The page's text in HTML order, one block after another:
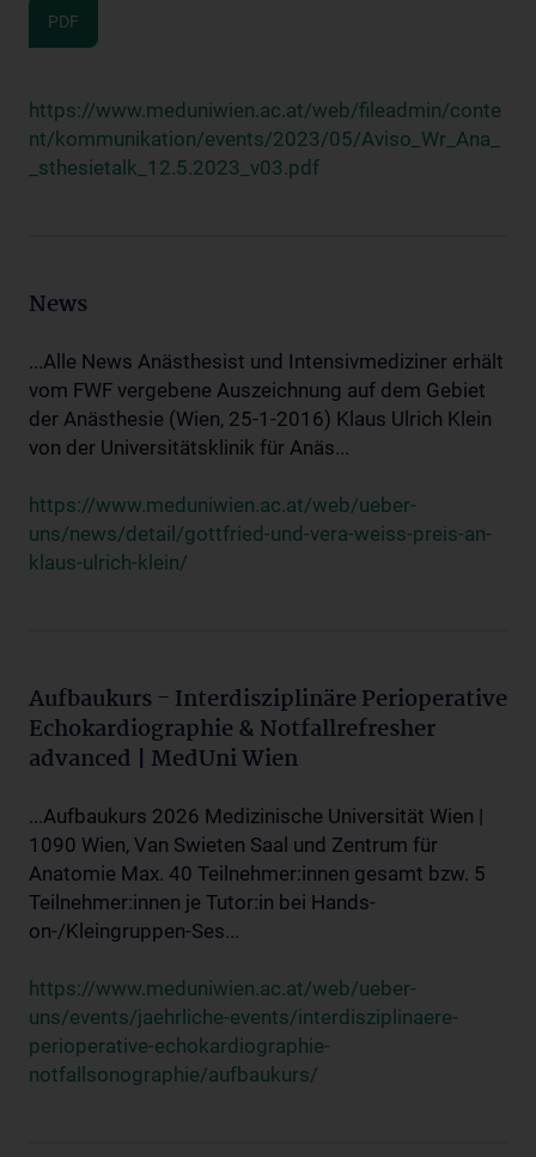
PDF
https://www.meduniwien.ac.at/web/fileadmin/conte
nt/kommunikation/events/2023/05/Aviso_Wr_Ana_
_sthesietalk_12.5.2023_v03.pdf
News
...Alle News Anästhesist und Intensivmediziner erhält
vom FWF vergebene Auszeichnung auf dem Gebiet
der Anästhesie (Wien, 25-1-2016) Klaus Ulrich Klein
von der Universitätsklinik für Anäs...
https://www.meduniwien.ac.at/web/ueber-
uns/news/detail/gottfried-und-vera-weiss-preis-an-
klaus-ulrich-klein/
Aufbaukurs - Interdisziplinäre Perioperative
Echokardiographie & Notfallrefresher
advanced | MedUni Wien
...Aufbaukurs 2026 Medizinische Universität Wien |
1090 Wien, Van Swieten Saal und Zentrum für
Anatomie Max. 40 Teilnehmer:innen gesamt bzw. 5
Teilnehmer:innen je Tutor:in bei Hands-
on-/Kleingruppen-Ses...
https://www.meduniwien.ac.at/web/ueber-
uns/events/jaehrliche-events/interdisziplinaere-
perioperative-echokardiographie-
notfallsonographie/aufbaukurs/